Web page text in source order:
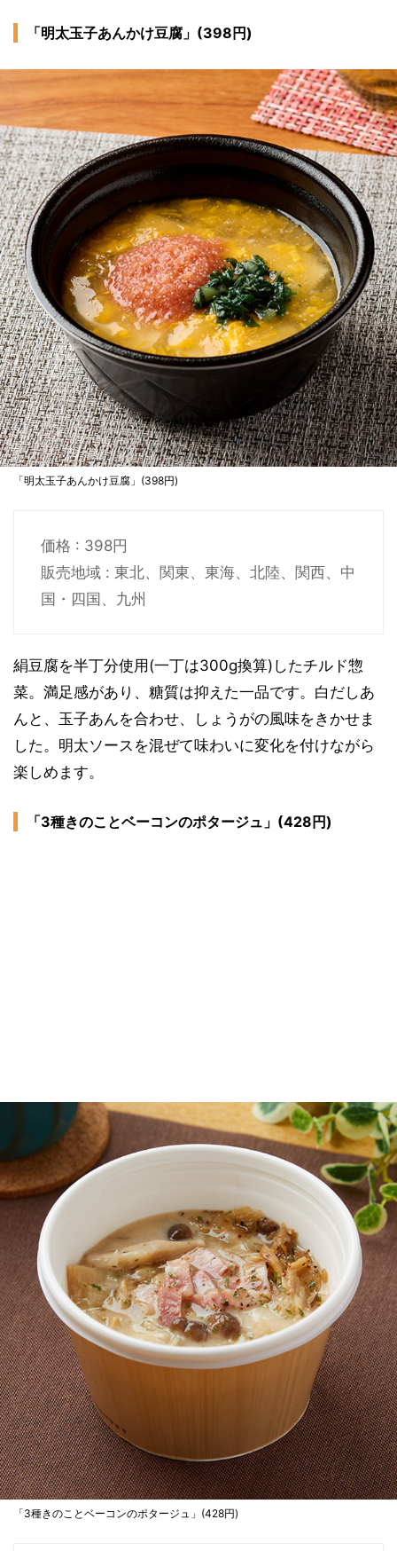
「明太玉子あんかけ豆腐」(398円)
「明太玉子あんかけ豆腐」(398円)
価格 : 398円
販売地域 : 東北、関東、東海、北陸、関西、中
国・四国、九州
絹豆腐を半丁分使用(一丁は300g換算)したチルド惣
菜。満足感があり、糖質は抑えた一品です。白だしあ
んと、玉子あんを合わせ、しょうがの風味をきかせま
した。明太ソースを混ぜて味わいに変化を付けながら
楽しめます。
「3種きのことベーコンのポタージュ」(428円)
「3種きのことベーコンのポタージュ」(428円)